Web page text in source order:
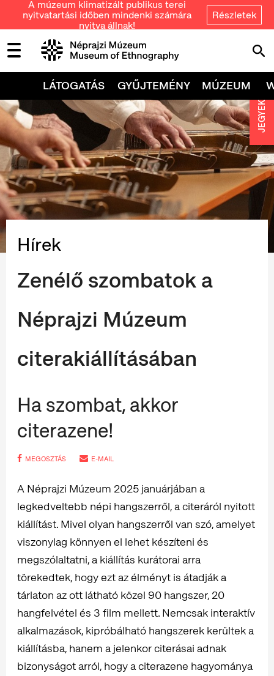
A múzeum klimatizált publikus terei
nyitvatartási időben mindenki számára
nyitva állnak!
Részletek
LÁTOGATÁS GYŰJTEMÉNY MÚZEUM
Hírek
Zenélő szombatok a
Néprajzi Múzeum
citerakiállításában
Ha szombat, akkor
citerazene!
MEGOSZTÁS E-MAIL
A Néprajzi Múzeum 2025 januárjában a
legkedveltebb népi hangszerről, a citeráról nyitott
kiállítást. Mivel olyan hangszerről van szó, amelyet
viszonylag könnyen el lehet készíteni és
megszólaltatni, a kiállítás kurátorai arra
törekedtek, hogy ezt az élményt is átadják a
tárlaton az ott látható közel 90 hangszer, 20
hangfelvétel és 3 film mellett. Nemcsak interaktív
alkalmazások, kipróbálható hangszerek kerültek a
kiállításba, hanem a jelenkor citerásai adnak
bizonyságot arról, hogy a citerazene hagyománya
JEGYEK